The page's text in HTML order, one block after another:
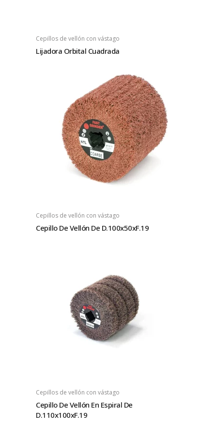
Cepillos de vellón con vástago
Lijadora Orbital Cuadrada
Cepillos de vellón con vástago
Cepillo De Vellón De D.100x50xF.19
Cepillos de vellón con vástago
Cepillo De Vellón En Espiral De
D.110x100xF.19